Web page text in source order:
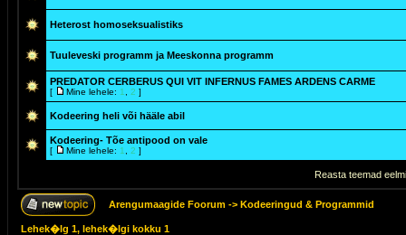
Heterost homoseksualistiks
Tuuleveski programm ja Meeskonna programm
PREDATOR CERBERUS QUI VIT INFERNUS FAMES ARDENS CARME
[ Mine lehele: 1 2 ]
Kodeering heli või hääle abil
Kodeering- Tõe antipood on vale
[ Mine lehele: 1 2 ]
Reasta teemad
Arengumaagide Foorum -> Kodeeringud & Programmid
Lehek�lg 1, lehek�lgi kokku 1